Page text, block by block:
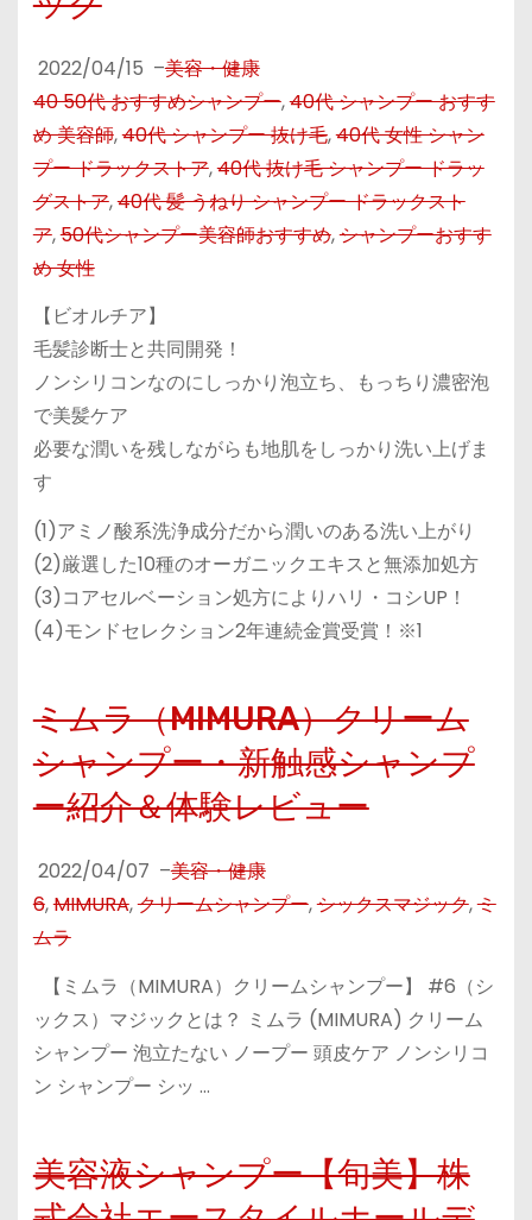
2022/04/15 –美容・健康
40 50代 おすすめシャンプー,40代 シャンプー おすす
め 美容師,40代 シャンプー 抜け毛,40代 女性 シャン
プー ドラックストア,40代 抜け毛 シャンプー ドラッ
グストア,40代 髪 うねり シャンプー ドラックスト
ア,50代シャンプー美容師おすすめ,シャンプーおすす
め 女性
【ビオルチア】
毛髪診断士と共同開発！
ノンシリコンなのにしっかり泡立ち、もっちり濃密泡
で美髪ケア
必要な潤いを残しながらも地肌をしっかり洗い上げま
す
(1)アミノ酸系洗浄成分だから潤いのある洗い上がり
(2)厳選した10種のオーガニックエキスと無添加処方
(3)コアセルベーション処方によりハリ・コシUP！
(4)モンドセレクション2年連続金賞受賞！※1
ミムラ（MIMURA）クリーム
シャンプー・新触感シャンプ
ー紹介＆体験レビュー
2022/04/07 –美容・健康
6,MIMURA,クリームシャンプー,シックスマジック,ミ
ムラ
【ミムラ（MIMURA）クリームシャンプー】 #6（シ
ックス）マジックとは？ ミムラ (MIMURA) クリーム
シャンプー 泡立たない ノープー 頭皮ケア ノンシリコ
ン シャンプー シッ …
美容液シャンプー【旬美】株